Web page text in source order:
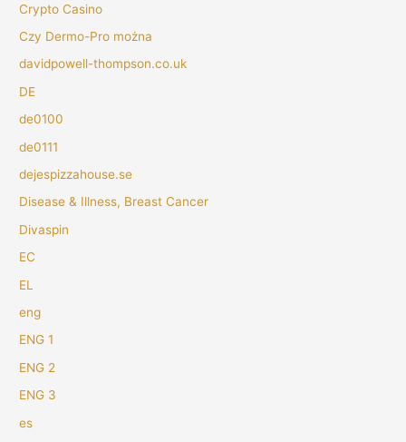
Crypto Casino
Czy Dermo-Pro można
davidpowell-thompson.co.uk
DE
de0100
de0111
dejespizzahouse.se
Disease & Illness, Breast Cancer
Divaspin
EC
EL
eng
ENG 1
ENG 2
ENG 3
es